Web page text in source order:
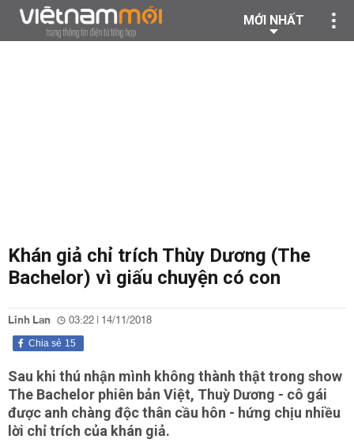
MỚI NHẤT
Khán giả chỉ trích Thùy Dương (The
Bachelor) vì giấu chuyện có con
Linh Lan 03:22 | 14/11/2018
15
Chia sẻ
Sau khi thú nhận mình không thành thật trong show
The Bachelor phiên bản Việt, Thuỳ Dương - cô gái
được anh chàng độc thân cầu hôn - hứng chịu nhiều
lời chỉ trích của khán giả.